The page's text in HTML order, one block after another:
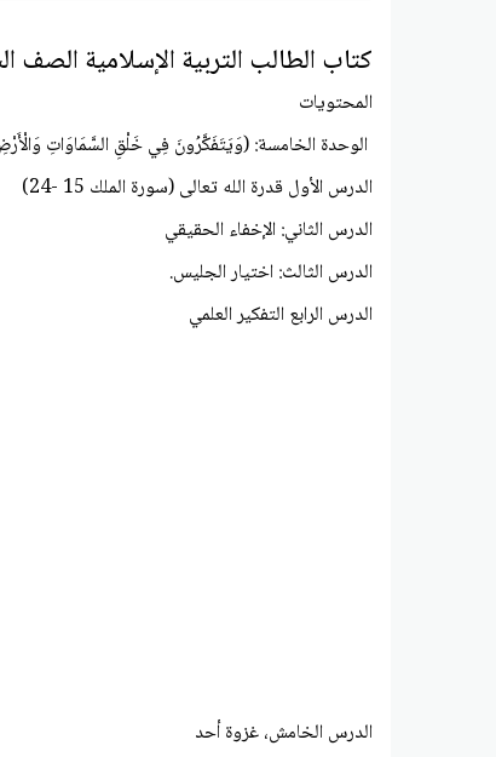
كتاب الطالب التربية الإسلامية الصف
المحتويات
الوحدة الخامسة: (وَيَتَفَكَّرُونَ فِي خَلْقِ السَّمَاوَاتِ وَالْأَرْضِ)
الدرس الأول قدرة الله تعالى (سورة الملك 15 -24)
الدرس الثاني: الإخفاء الحقيقي
الدرس الثالث: اختيار الجليس.
الدرس الرابع التفكير العلمي
الدرس الخامش، غزوة أحد